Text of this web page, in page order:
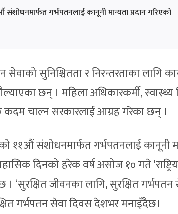
गर्भपतनलाई कानूनी मान्यता प्रदान गरिएको
सुनिश्चितता र निरन्तरताका लागि
छन् । महिला अधिकारकर्मी, स्वास्थ्य
चाल्न सरकारलाई आग्रह गरेका छन् ।
संशोधनमार्फत गर्भपतनलाई कानूनी
दिनको हरेक वर्ष असोज १० गते ‘राष्ट्रिय
‘सुरक्षित जीवनका लागि, सुरक्षित गर्भपतन
गर्भपतन सेवा दिवस देशभर मनाइँदैछ।